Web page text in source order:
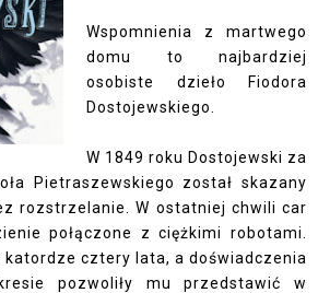
Wspomnienia z martwego
domu to najbardziej
osobiste dzieło Fiodora
Dostojewskiego.
W 1849 roku Dostojewski za
Pietraszewskiego został skazany
rozstrzelanie. W ostatniej chwili car
połączone z ciężkimi robotami.
katordze cztery lata, a doświadczenia
pozwoliły mu przedstawić w